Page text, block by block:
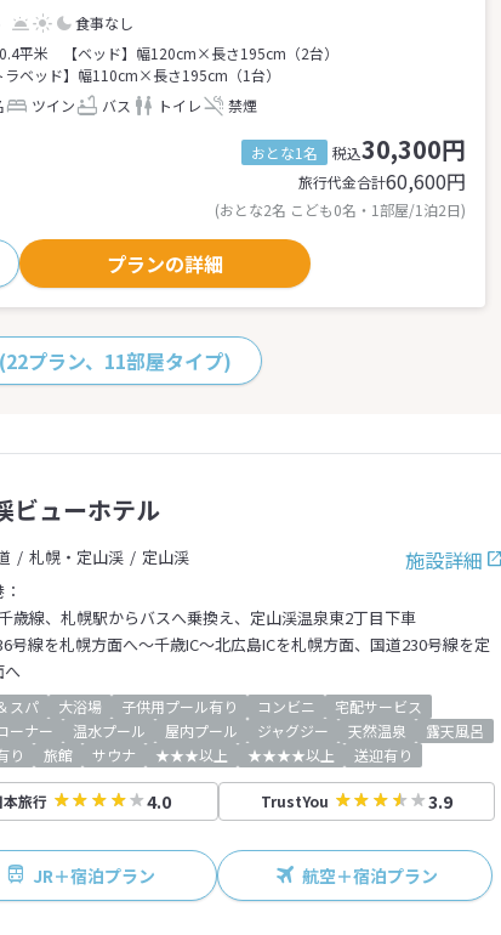
食事なし
平米
【ベッド】幅120cm×長さ195cm（2台）
ラベッド】幅110cm×長さ195cm（1台）
ツイン バス トイレ 禁煙
おとな1名 税込30,300円
旅行代金合計60,600円
(おとな2名 こども0名・1部屋/1泊2日)
プランの詳細
(22プラン、11部屋タイプ)
ビューホテル
施設詳細
札幌・定山渓
定山渓
歳線、札幌駅からバスへ乗換え、定山渓温泉東2丁目下車
号線を札幌方面へ～千歳IC～北広島ICを札幌方面、国道230号線を定
へ
スパ 大浴場 子供用プール有り コンビニ
宅配サービス
ーナー
温水プール 屋内プール ジャグジー 天然温泉
露天風呂
り
旅館 サウナ ★★★以上 ★★★★以上 送迎有り
本旅行 4.0 TrustYou 3.9
JR＋宿泊プラン 航空＋宿泊プラン